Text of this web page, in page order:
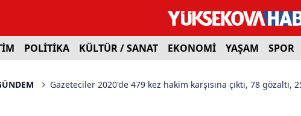
POLİTİKA KÜLTÜR / SANAT EKONOMİ YAŞAM SPOR
Gazeteciler 2020'de 479 kez hakim karşısına çıktı, 78 gözaltı,